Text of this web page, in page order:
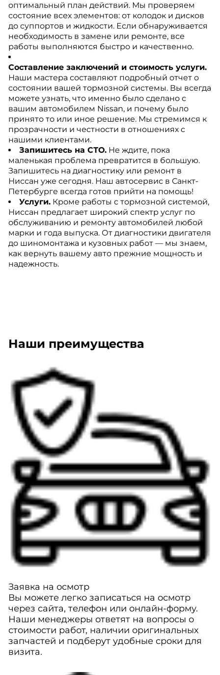
оптимальный план действий. Мы проверяем
состояние всех элементов: от колодок и дисков
до суппортов и жидкости. Если обнаруживается
необходимость в замене или ремонте, все
работы выполняются быстро и качественно.
Составление заключений и стоимость услуги.
Наши мастера составляют подробный отчет о
состоянии вашей тормозной системы. Вы всегда
можете узнать, что именно было сделано с
вашим автомобилем Nissan, и почему было
принято то или иное решение. Мы стремимся к
прозрачности и честности в отношениях с
нашими клиентами.
Запишитесь на СТО.Не ждите, пока
маленькая проблема превратится в большую.
Запишитесь на диагностику или ремонт в
Ниссан уже сегодня. Наш автосервис в Санкт-
Петербурге всегда готов прийти на помощь!
Услуги.Кроме работы с тормозной системой,
Ниссан предлагает широкий спектр услуг по
обслуживанию и ремонту автомобилей любой
марки и года выпуска. От диагностики двигателя
до шиномонтажа и кузовных работ — мы знаем,
как вернуть вашему авто прежние мощность и
надежность.
Наши преимущества
Заявка на осмотр
Вы можете легко записаться на осмотр
через сайта, телефон или онлайн-форму.
Наши менеджеры ответят на вопросы о
стоимости работ, наличии оригинальных
запчастей и подберут удобные сроки для
визита.